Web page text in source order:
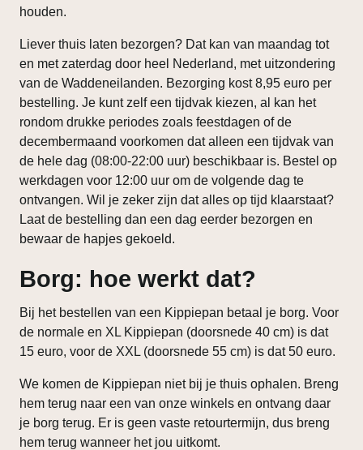
houden.
Liever thuis laten bezorgen? Dat kan van maandag tot
en met zaterdag door heel Nederland, met uitzondering
van de Waddeneilanden. Bezorging kost 8,95 euro per
bestelling. Je kunt zelf een tijdvak kiezen, al kan het
rondom drukke periodes zoals feestdagen of de
decembermaand voorkomen dat alleen een tijdvak van
de hele dag (08:00-22:00 uur) beschikbaar is. Bestel op
werkdagen voor 12:00 uur om de volgende dag te
ontvangen. Wil je zeker zijn dat alles op tijd klaarstaat?
Laat de bestelling dan een dag eerder bezorgen en
bewaar de hapjes gekoeld.
Borg: hoe werkt dat?
Bij het bestellen van een Kippiepan betaal je borg. Voor
de normale en XL Kippiepan (doorsnede 40 cm) is dat
15 euro, voor de XXL (doorsnede 55 cm) is dat 50 euro.
We komen de Kippiepan niet bij je thuis ophalen. Breng
hem terug naar een van onze winkels en ontvang daar
je borg terug. Er is geen vaste retourtermijn, dus breng
hem terug wanneer het jou uitkomt.